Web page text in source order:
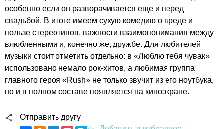
особенно если он разворачивается еще и перед
свадьбой. В итоге имеем сухую комедию о вреде и
пользе стереотипов, важности взаимопонимания между
влюбленными и, конечно же, дружбе. Для любителей
музыки стоит отметить отдельно: в «Люблю тебя чувак»
использовано немало рок-хитов, а любимая группа
главного героя «Rush» не только звучит из его ноутбука,
но и в полном составе появляется на киноэкране.
Отправить другу